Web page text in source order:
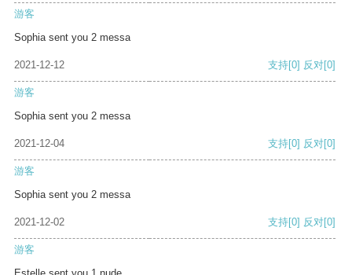
游客
Sophia sent you 2 messa
2021-12-12 支持[0] 反对[0]
游客
Sophia sent you 2 messa
2021-12-04 支持[0] 反对[0]
游客
Sophia sent you 2 messa
2021-12-02 支持[0] 反对[0]
游客